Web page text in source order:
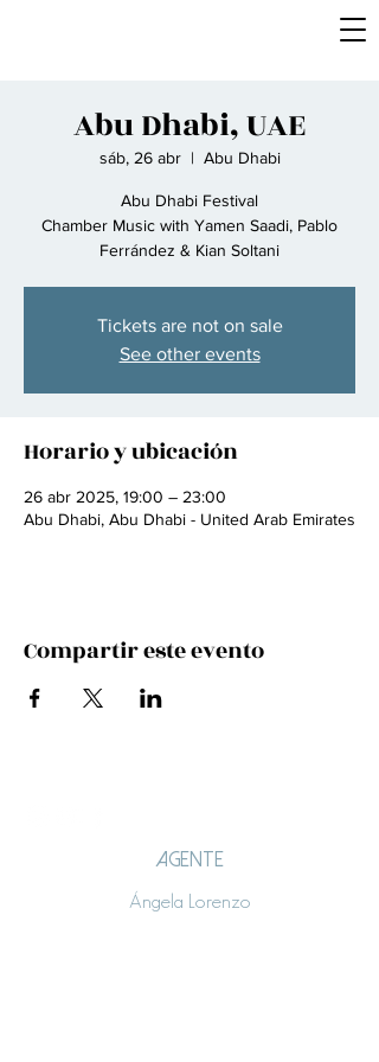
Abu Dhabi, UAE
sáb, 26 abr
  |
Abu Dhabi
Abu Dhabi Festival
Chamber Music with Yamen Saadi, Pablo
Ferrández & Kian Soltani
Tickets are not on sale
See other events
Horario y ubicación
26 abr 2025, 19:00 – 23:00
Abu Dhabi, Abu Dhabi - United Arab Emirates
Compartir este evento
AGENTE
Ángela Lorenzo